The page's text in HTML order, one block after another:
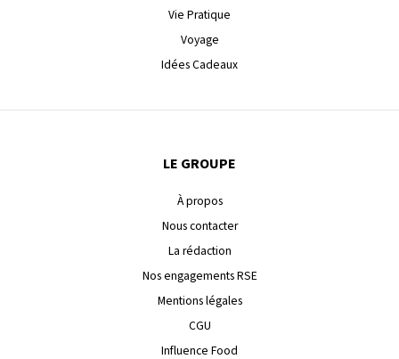
Vie Pratique
Voyage
Idées Cadeaux
LE GROUPE
À propos
Nous contacter
La rédaction
Nos engagements RSE
Mentions légales
CGU
Influence Food